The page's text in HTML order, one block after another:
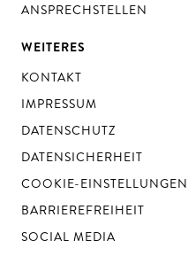
ANSPRECHSTELLEN
WEITERES
KONTAKT
IMPRESSUM
DATENSCHUTZ
DATENSICHERHEIT
COOKIE-EINSTELLUNGEN
BARRIEREFREIHEIT
SOCIAL MEDIA